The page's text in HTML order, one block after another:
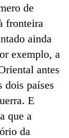
de
fronteira
ainda
exemplo, a
antes
dois países
E
que a
da